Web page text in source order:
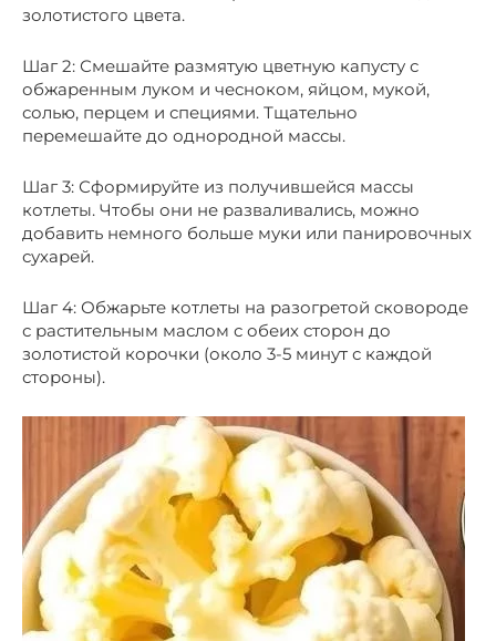
золотистого цвета.
Шаг 2: Смешайте размятую цветную капусту с
обжаренным луком и чесноком, яйцом, мукой,
солью, перцем и специями. Тщательно
перемешайте до однородной массы.
Шаг 3: Сформируйте из получившейся массы
котлеты. Чтобы они не разваливались, можно
добавить немного больше муки или панировочных
сухарей.
Шаг 4: Обжарьте котлеты на разогретой сковороде
с растительным маслом с обеих сторон до
золотистой корочки (около 3-5 минут с каждой
стороны).